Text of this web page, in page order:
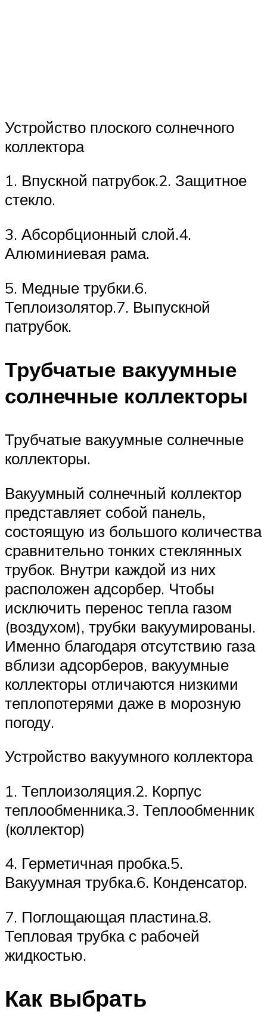
Устройство плоского солнечного
коллектора
1. Впускной патрубок.2. Защитное
стекло.
3. Абсорбционный слой.4.
Алюминиевая рама.
5. Медные трубки.6.
Теплоизолятор.7. Выпускной
патрубок.
Трубчатые вакуумные
солнечные коллекторы
Трубчатые вакуумные солнечные
коллекторы.
Вакуумный солнечный коллектор
представляет собой панель,
состоящую из большого количества
сравнительно тонких стеклянных
трубок. Внутри каждой из них
расположен адсорбер. Чтобы
исключить перенос тепла газом
(воздухом), трубки вакуумированы.
Именно благодаря отсутствию газа
вблизи адсорберов, вакуумные
коллекторы отличаются низкими
теплопотерями даже в морозную
погоду.
Устройство вакуумного коллектора
1. Теплоизоляция.2. Корпус
теплообменника.3. Теплообменник
(коллектор)
4. Герметичная пробка.5.
Вакуумная трубка.6. Конденсатор.
7. Поглощающая пластина.8.
Тепловая трубка с рабочей
жидкостью.
Как выбрать